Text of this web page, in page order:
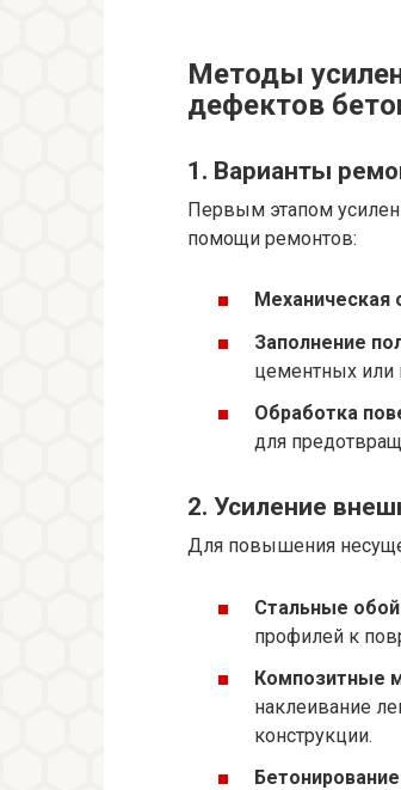
Методы
дефектов
1. Варианты
Первым этапом
помощи ремонтов:
Механическая
Заполнение
цементных или
Обработка
для
2. Усиление
Для повышения
Стальные
профилей к
Композитные
наклеивание
конструкции.